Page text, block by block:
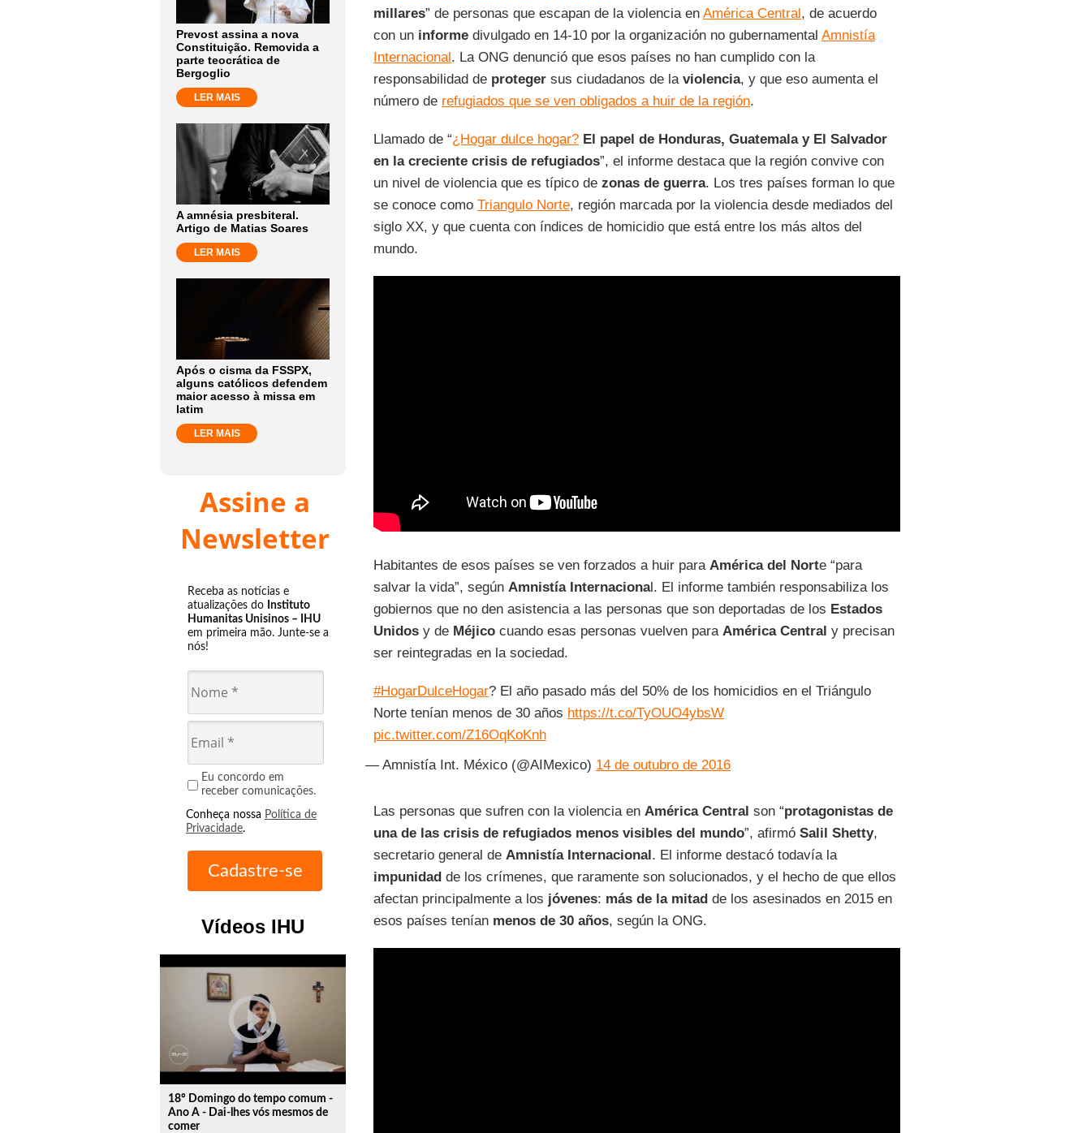
Prevost assina a nova
Constituição. Removida a
parte teocrática de
Bergoglio
LER MAIS
A amnésia presbiteral.
Artigo de Matias Soares
LER MAIS
Após o cisma da FSSPX,
alguns católicos defendem
maior acesso à missa em
latim
LER MAIS
Assine a
Newsletter
Receba as notícias e
atualizações do Instituto
Humanitas Unisinos – IHU
em primeira mão. Junte-se a
nós!
Eu concordo em
receber comunicações.
Conheça nossa Política de
Privacidade.
Vídeos IHU
play_circle_outline
18º Domingo do tempo comum -
Ano A - Dai-lhes vós mesmos de
comer
millares” de personas que escapan de la violencia en América Central, de acuerdo
con un informedivulgado en 14-10 por la organización no gubernamental Amnistía
Internacional. La ONG denunció que esos países no han cumplido con la
responsabilidad de protegersus ciudadanos de la violencia, y que eso aumenta el
número de refugiados que se ven obligados a huir de la región.
Llamado de “¿Hogar dulce hogar? El papel de Honduras, Guatemala y El Salvador
en la creciente crisis de refugiados”, el informe destaca que la región convive con
un nivel de violencia que es típico de zonas de guerra. Los tres países forman lo que
se conoce como Triangulo Norte, región marcada por la violencia desde mediados del
siglo XX, y que cuenta con índices de homicidio que está entre los más altos del
mundo.
Habitantes de esos países se ven forzados a huir para América del Norte “para
salvar la vida”, según Amnistía Internacional. El informe también responsabiliza los
gobiernos que no den asistencia a las personas que son deportadas de los Estados
Unidosy de Méjicocuando esas personas vuelven para América Central y precisan
ser reintegradas en la sociedad.
#HogarDulceHogar? El año pasado más del 50% de los homicidios en el Triángulo
Norte tenían menos de 30 años https://t.co/TyOUO4ybsW
pic.twitter.com/Z16OqKoKnh
— Amnistía Int. México (@AIMexico) 14 de outubro de 2016
Las personas que sufren con la violencia en América Central son “protagonistas de
una de las crisis de refugiados menos visibles del mundo”, afirmó Salil Shetty,
secretario general de Amnistía Internacional. El informe destacó todavía la
impunidadde los crímenes, que raramente son solucionados, y el hecho de que ellos
afectan principalmente a los jóvenes: más de la mitadde los asesinados en 2015 en
esos países tenían menos de 30 años, según la ONG.